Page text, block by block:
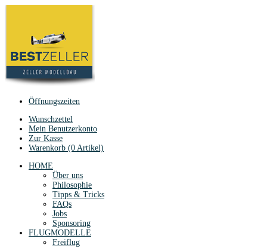
Öffnungszeiten
Wunschzettel
Mein Benutzerkonto
Zur Kasse
Warenkorb (0 Artikel)
HOME
Über uns
Philosophie
Tipps & Tricks
FAQs
Jobs
Sponsoring
FLUGMODELLE
Freiflug